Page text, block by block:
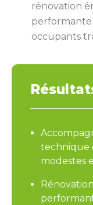
rénovation
occupants
technique
modestes